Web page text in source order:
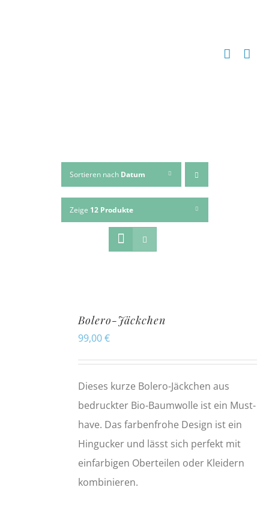
Sortieren nach Datum
Zeige 12 Produkte
Bolero-Jäckchen
99,00€
Dieses kurze Bolero-Jäckchen aus
bedruckter Bio-Baumwolle ist ein Must-
have. Das farbenfrohe Design ist ein
Hingucker und lässt sich perfekt mit
einfarbigen Oberteilen oder Kleidern
kombinieren.